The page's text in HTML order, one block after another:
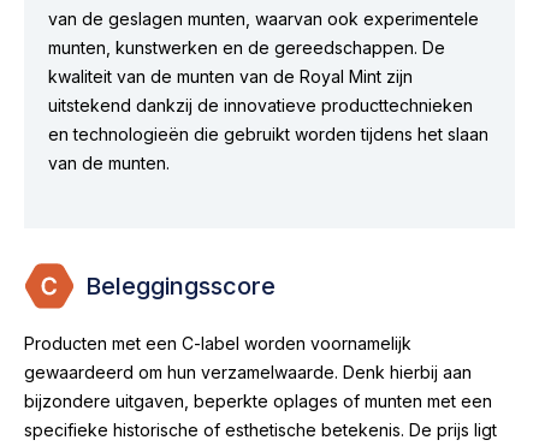
van de geslagen munten, waarvan ook experimentele
munten, kunstwerken en de gereedschappen. De
kwaliteit van de munten van de Royal Mint zijn
uitstekend dankzij de innovatieve producttechnieken
en technologieën die gebruikt worden tijdens het slaan
van de munten.
Beleggingsscore
Producten met een C-label worden voornamelijk
gewaardeerd om hun verzamelwaarde. Denk hierbij aan
bijzondere uitgaven, beperkte oplages of munten met een
specifieke historische of esthetische betekenis. De prijs ligt